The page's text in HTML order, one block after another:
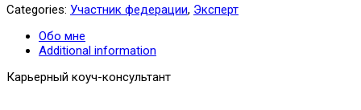
Categories: Участник федерации, Эксперт
Обо мне
Additional information
Карьерный коуч-консультант